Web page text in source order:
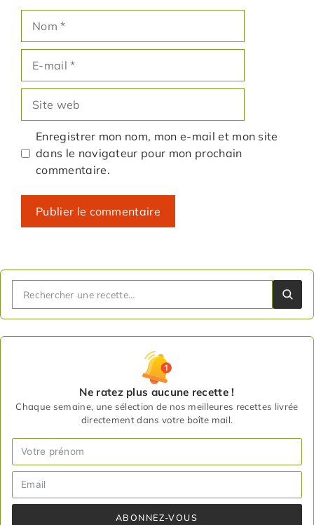
mail
web
Enregistrer mon nom, mon e-mail et mon site
dans le navigateur pour mon prochain
commentaire.
Ne ratez plus aucune recette !
Chaque semaine, une sélection de nos meilleures recettes livrée
directement dans votre boîte mail.
ABONNEZ-VOUS